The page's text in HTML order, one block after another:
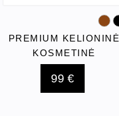
PREMIUM KELIONINĖ
KOSMETINĖ
99 €